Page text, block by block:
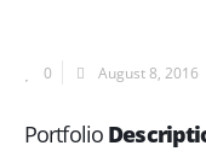
0 August 8, 2016
Portfolio